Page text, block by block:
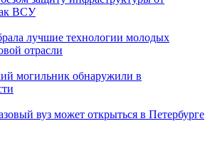
ВСУ
лучшие технологии молодых
отрасли
могильник обнаружили в
вуз может открыться в Петербурге